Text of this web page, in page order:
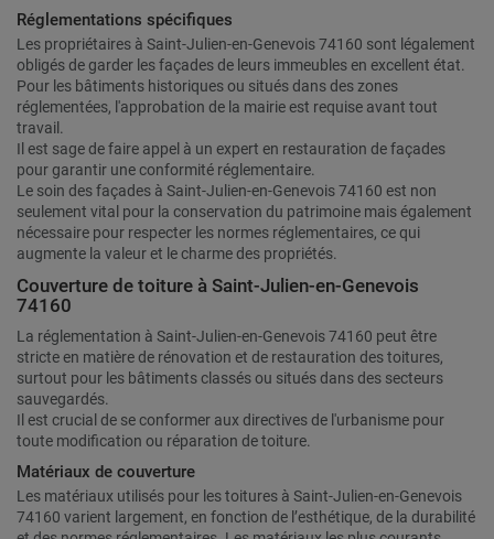
Réglementations spécifiques
Les propriétaires à Saint-Julien-en-Genevois 74160 sont légalement
obligés de garder les façades de leurs immeubles en excellent état.
Pour les bâtiments historiques ou situés dans des zones
réglementées, l'approbation de la mairie est requise avant tout
travail.
Il est sage de faire appel à un expert en restauration de façades
pour garantir une conformité réglementaire.
Le soin des façades à Saint-Julien-en-Genevois 74160 est non
seulement vital pour la conservation du patrimoine mais également
nécessaire pour respecter les normes réglementaires, ce qui
augmente la valeur et le charme des propriétés.
Couverture de toiture à Saint-Julien-en-Genevois
74160
La réglementation à Saint-Julien-en-Genevois 74160 peut être
stricte en matière de rénovation et de restauration des toitures,
surtout pour les bâtiments classés ou situés dans des secteurs
sauvegardés.
Il est crucial de se conformer aux directives de l'urbanisme pour
toute modification ou réparation de toiture.
Matériaux de couverture
Les matériaux utilisés pour les toitures à Saint-Julien-en-Genevois
74160 varient largement, en fonction de l’esthétique, de la durabilité